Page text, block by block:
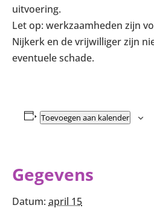
uitvoering.
Let op: werkzaamheden zijn
Nijkerk en de vrijwilliger zijn
eventuele schade.
Toevoegen aan kalender
Gegevens
Datum: april 15